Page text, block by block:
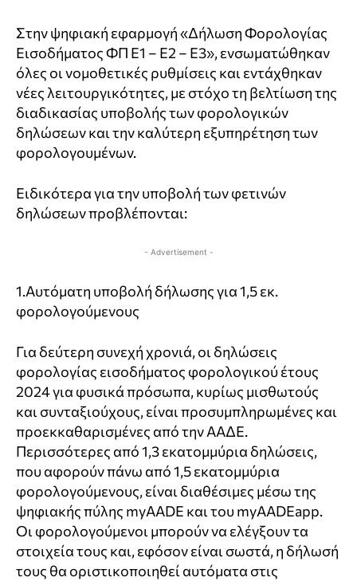
Στην ψηφιακή εφαρμογή «Δήλωση Φορολογίας
Εισοδήματος ΦΠ Ε1 – Ε2 – Ε3», ενσωματώθηκαν
όλες οι νομοθετικές ρυθμίσεις και εντάχθηκαν
νέες λειτουργικότητες, με στόχο τη βελτίωση της
διαδικασίας υποβολής των φορολογικών
δηλώσεων και την καλύτερη εξυπηρέτηση των
φορολογουμένων.
Ειδικότερα για την υποβολή των φετινών
δηλώσεων προβλέπονται:
- Advertisement -
1.Αυτόματη υποβολή δήλωσης για 1,5 εκ.
φορολογούμενους
Για δεύτερη συνεχή χρονιά, οι δηλώσεις
φορολογίας εισοδήματος φορολογικού έτους
2024 για φυσικά πρόσωπα, κυρίως μισθωτούς
και συνταξιούχους, είναι προσυμπληρωμένες και
προεκκαθαρισμένες από την ΑΑΔΕ.
Περισσότερες από 1,3 εκατομμύρια δηλώσεις,
που αφορούν πάνω από 1,5 εκατομμύρια
φορολογούμενους, είναι διαθέσιμες μέσω της
ψηφιακής πύλης myAADE και του myAADEapp.
Οι φορολογούμενοι μπορούν να ελέγξουν τα
στοιχεία τους και, εφόσον είναι σωστά, η δήλωσή
τους θα οριστικοποιηθεί αυτόματα στις